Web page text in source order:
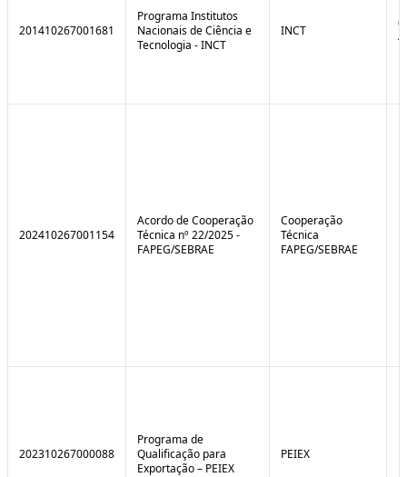
201410267001681
Programa Institutos
Nacionais de Ciência e
Tecnologia - INCT
INCT
202410267001154
Acordo de Cooperação
Técnica nº 22/2025 -
FAPEG/SEBRAE
Cooperação
Técnica
FAPEG/SEBRAE
202310267000088
Programa de
Qualificação para
Exportação – PEIEX
PEIEX